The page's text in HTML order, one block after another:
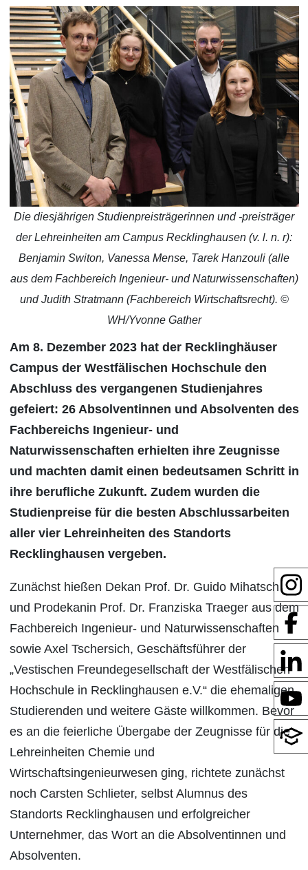
Die diesjährigen Studienpreisträgerinnen und -preisträger
der Lehreinheiten am Campus Recklinghausen (v. l. n. r):
Benjamin Switon, Vanessa Mense, Tarek Hanzouli (alle
aus dem Fachbereich Ingenieur- und Naturwissenschaften)
und Judith Stratmann (Fachbereich Wirtschaftsrecht). ©
WH/Yvonne Gather
Am 8. Dezember 2023 hat der Recklinghäuser
Campus der Westfälischen Hochschule den
Abschluss des vergangenen Studienjahres
gefeiert: 26 Absolventinnen und Absolventen des
Fachbereichs Ingenieur- und
Naturwissenschaften erhielten ihre Zeugnisse
und machten damit einen bedeutsamen Schritt in
ihre berufliche Zukunft. Zudem wurden die
Studienpreise für die besten Abschlussarbeiten
aller vier Lehreinheiten des Standorts
Recklinghausen vergeben.
Zunächst hießen Dekan Prof. Dr. Guido Mihatsch
und Prodekanin Prof. Dr. Franziska Traeger aus dem
Fachbereich Ingenieur- und Naturwissenschaften
sowie Axel Tschersich, Geschäftsführer der
„Vestischen Freundegesellschaft der Westfälischen
Hochschule in Recklinghausen e.V.“ die ehemaligen
Studierenden und weitere Gäste willkommen. Bevor
es an die feierliche Übergabe der Zeugnisse für die
Lehreinheiten Chemie und
Wirtschaftsingenieurwesen ging, richtete zunächst
noch Carsten Schlieter, selbst Alumnus des
Standorts Recklinghausen und erfolgreicher
Unternehmer, das Wort an die Absolventinnen und
Absolventen.